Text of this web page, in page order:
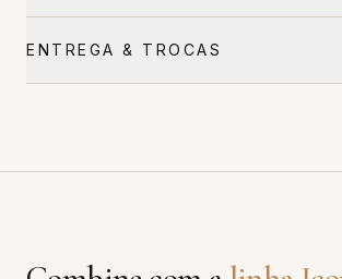
ENTREGA & TROCAS